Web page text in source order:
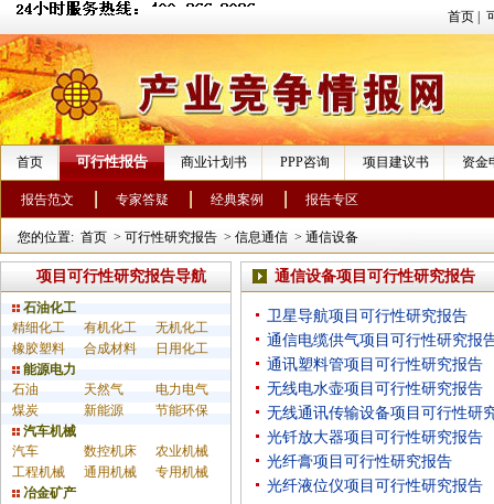
首页
首页 可行性报告 商业计划书 PPP咨询 项目建议书 资金
报告范文 专家答疑 经典案例 报告专区
您的位置: 首页 > 可行性研究报告 > 信息通信 > 通信设备
项目可行性研究报告导航
石油化工
精细化工
有机化工
无机化工
橡胶塑料
合成材料
日用化工
能源电力
石油
天然气
电力电气
煤炭
新能源
节能环保
汽车机械
汽车
数控机床
农业机械
工程机械
通用机械
专用机械
冶金矿产
通信设备项目可行性研究报告
卫星导航项目可行性研究报告
通信电缆供气项目可行性研究报
通讯塑料管项目可行性研究报告
无线电水壶项目可行性研究报告
无线通讯传输设备项目可行性研
光钎放大器项目可行性研究报告
光纤膏项目可行性研究报告
光纤液位仪项目可行性研究报告